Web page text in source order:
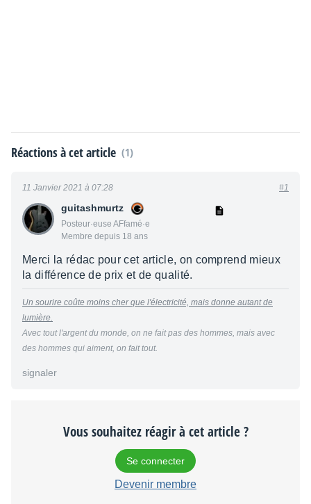
Réactions à cet article (1)
guitashmurtz
Posteur·euse AFfamé·e
Membre depuis 18 ans
11 Janvier 2021 à 07:28 #1
Merci la rédac pour cet article, on comprend mieux
la différence de prix et de qualité.
Un sourire coûte moins cher que l'électricité, mais donne autant de
lumière.
Avec tout l'argent du monde, on ne fait pas des hommes, mais avec
des hommes qui aiment, on fait tout.
signaler
Vous souhaitez réagir à cet article ?
Se connecter
Devenir membre